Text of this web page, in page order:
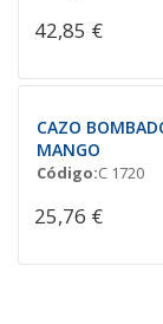
42,85 €
CAZO
MANGO
Código:C 1720
25,76 €